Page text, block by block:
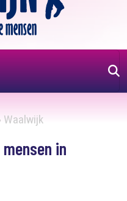
Waalwijk
in